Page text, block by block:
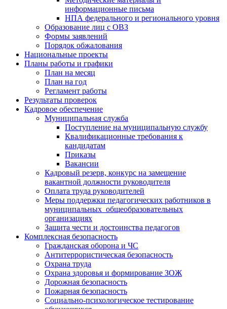
информационные письма
НПА федерального и регионального уровня
Образование лиц с ОВЗ
Формы заявлений
Порядок обжалования
Национальные проекты
Планы работы и графики
План на месяц
План на год
Регламент работы
Результаты проверок
Кадровое обеспечение
Муниципальная служба
Поступление на муниципальную службу
Квалификационные требования к
кандидатам
Приказы
Вакансии
Кадровый резерв, конкурс на замещение
вакантной должности руководителя
Оплата труда руководителей
Меры поддержки педагогических работников в
муниципальных общеобразовательных
организациях
Защита чести и достоинства педагогов
Комплексная безопасность
Гражданская оборона и ЧС
Антитеррористическая безопасность
Охрана труда
Охрана здоровья и формирование ЗОЖ
Дорожная безопасность
Пожарная безопасность
Социально-психологическое тестирование